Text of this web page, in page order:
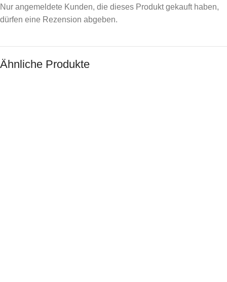
Nur angemeldete Kunden, die dieses Produkt gekauft haben,
dürfen eine Rezension abgeben.
Ähnliche Produkte